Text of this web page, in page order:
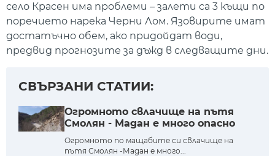
село Красен има проблеми – залети са 3 къщи по
поречието нарека Черни Лом. Язовирите имат
достатъчно обем, ако придойдат води,
предвид прогнозите за дъжд в следващите дни.
СВЪРЗАНИ СТАТИИ:
Огромното свлачище на пътя
Смолян - Мадан е много опасно
Огромното по мащабите си свлачище на
пътя Смолян -Мадан е много...